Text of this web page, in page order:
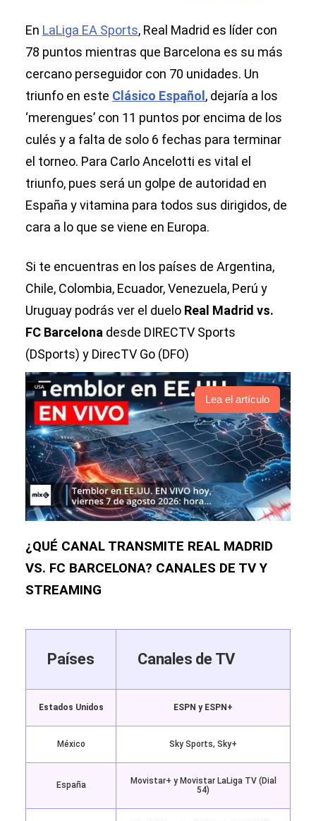
En LaLiga EA Sports, Real Madrid es líder con
78 puntos mientras que Barcelona es su más
cercano perseguidor con 70 unidades. Un
triunfo en este Clásico Español , dejaría a los
‘merengues’ con 11 puntos por encima de los
culés y a falta de solo 6 fechas para terminar
el torneo. Para Carlo Ancelotti es vital el
triunfo, pues será un golpe de autoridad en
España y vitamina para todos sus dirigidos, de
cara a lo que se viene en Europa.
Si te encuentras en los países de Argentina,
Chile, Colombia, Ecuador, Venezuela, Perú y
Uruguay podrás ver el duelo Real Madrid vs.
FC Barcelona desde DIRECTV Sports
(DSports) y DirecTV Go (DFO)
Lea el artículo
¿QUÉ CANAL TRANSMITE REAL MADRID
VS. FC BARCELONA? CANALES DE TV Y
STREAMING
Países Canales de TV
Estados Unidos ESPN y ESPN+
México Sky Sports, Sky+
España
Movistar+ y Movistar LaLiga TV (Dial
54)